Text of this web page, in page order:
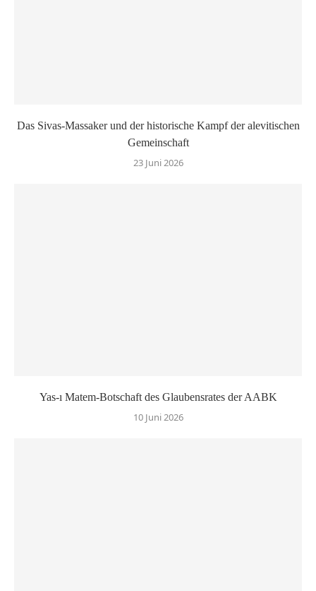
Das Sivas-Massaker und der historische Kampf der alevitischen
Gemeinschaft
23 Juni 2026
Yas-ı Matem-Botschaft des Glaubensrates der AABK
10 Juni 2026